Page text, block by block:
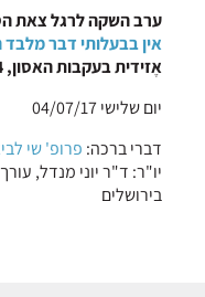
ערב השקה לרגל צאת
אין בבעלותי דבר מלבד
אֶזידית בעקבות האסון, 2016-2014
יום שלישי 04/07/17
דברי ברכה: פרופ' שי
יו"ר: ד"ר יוני מנדל,
בירושלים